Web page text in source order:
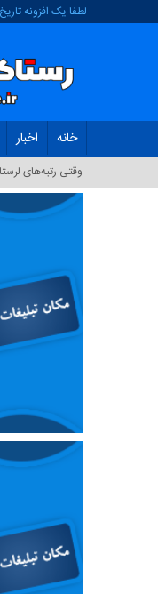
لطفا یک افزونه
خانه اخبار
وقتی رتبه‌های